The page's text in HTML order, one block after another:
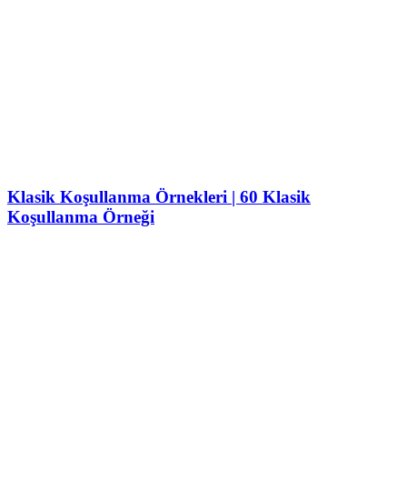
Klasik Koşullanma Örnekleri | 60 Klasik
Koşullanma Örneği